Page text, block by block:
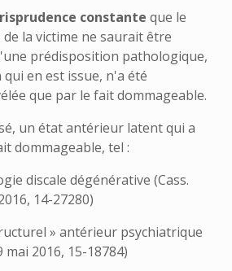
constante que le
la victime ne saurait être
prédisposition pathologique,
en est issue, n'a été
que par le fait dommageable.
un état antérieur latent qui a
dommageable, tel :
dégénérative (Cass.
14-27280)
» antérieur psychiatrique
mai 2016, 15-18784)